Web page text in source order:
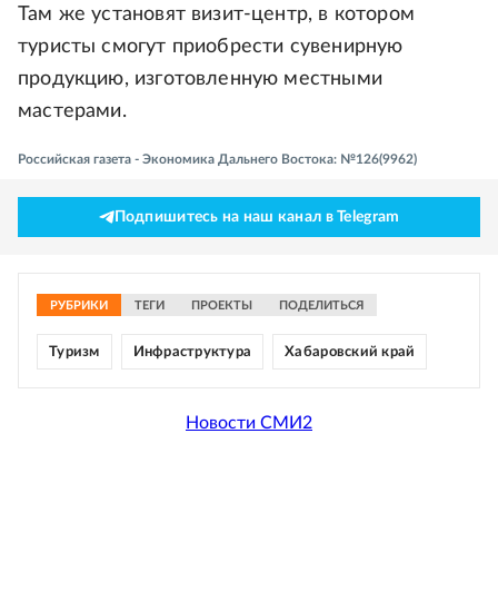
Там же установят визит-центр, в котором
туристы смогут приобрести сувенирную
продукцию, изготовленную местными
мастерами.
Российская газета - Экономика Дальнего Востока: №126(9962)
Подпишитесь на наш канал в Telegram
РУБРИКИ ТЕГИ ПРОЕКТЫ ПОДЕЛИТЬСЯ
Туризм Инфраструктура Хабаровский край
Новости СМИ2